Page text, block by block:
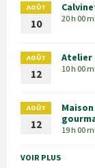
AOÛT
10 20 h 00
AOÛT
12
Atelier
10 h 00
AOÛT
12 19 h 00
VOIR PLUS